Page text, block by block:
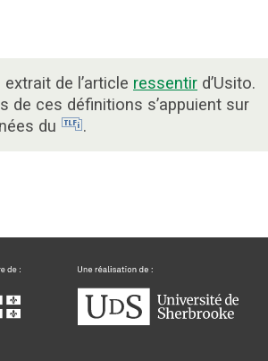
de l’article ressentir d’Usito.
de ces définitions s’appuient sur
du
.